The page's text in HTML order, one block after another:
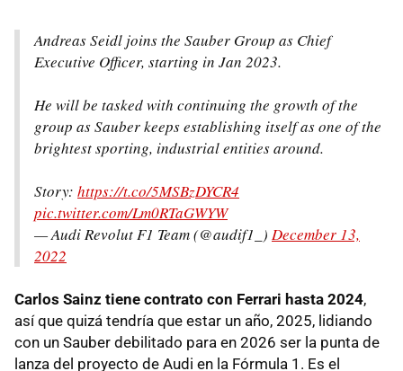
Andreas Seidl joins the Sauber Group as Chief
Executive Officer, starting in Jan 2023.
He will be tasked with continuing the growth of the
group as Sauber keeps establishing itself as one of the
brightest sporting, industrial entities around.
Story: https://t.co/5MSBzDYCR4
pic.twitter.com/Lm0RTaGWYW
— Audi Revolut F1 Team (@audif1_) December 13,
2022
Carlos Sainz tiene contrato con Ferrari hasta 2024,
así que quizá tendría que estar un año, 2025, lidiando
con un Sauber debilitado para en 2026 ser la punta de
lanza del proyecto de Audi en la Fórmula 1. Es el